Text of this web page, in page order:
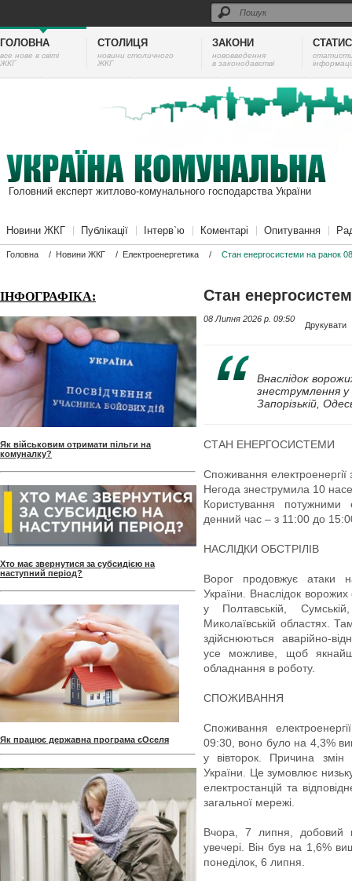
ГОЛОВНА
все нове в світі
ЖКГ
СТОЛИЦЯ
новини столичного
ЖКГ
ЗАКОНИ
нововведення
в законодавстві
Головний експерт житлово-комунального господарства України
Новини ЖКГ Публікації Інтерв`ю Коментарі Опитування
Головна / Новини ЖКГ / Електроенергетика / Стан енергосистеми на ранок
ІНФОГРАФІКА:
Як військовим отримати пільги на
комуналку?
Хто має звернутися за субсидією на
наступний період?
Як працює державна програма єОселя
Стан
08 Липня 2026 p. 09:50
Друкувати
Внаслідок
знеструмлення у
Запорізькій,
СТАН ЕНЕРГОСИСТЕМИ
Споживання електроенергії
Негода знеструмила 10
Користування
денний час – з 11:00 до
НАСЛІДКИ ОБСТРІЛІВ
Ворог продовжує атаки
України. Внаслідок
у Полтавській,
Миколаївській областях.
здійснюються аварійно-
усе можливе, щоб
обладнання в роботу.
СПОЖИВАННЯ
Споживання
09:30, воно було на 4,3%
у вівторок. Причина
України. Це зумовлює
електростанцій та
загальної мережі.
Вчора, 7 липня, добовий
увечері. Він був на 1,6%
понеділок, 6 липня.